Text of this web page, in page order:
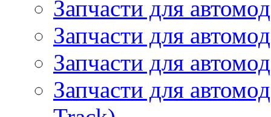
Запчасти для
Запчасти для
Запчасти для
Запчасти для